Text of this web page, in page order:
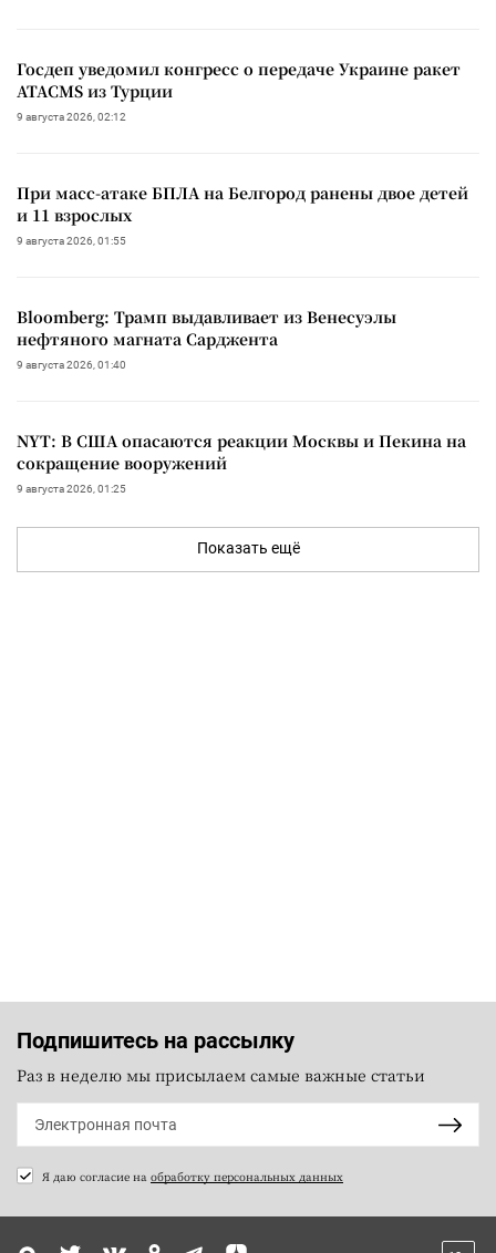
Госдеп уведомил конгресс о передаче Украине ракет
ATACMS из Турции
9 августа 2026, 02:12
При масс-атаке БПЛА на Белгород ранены двое детей
и 11 взрослых
9 августа 2026, 01:55
Bloomberg: Трамп выдавливает из Венесуэлы
нефтяного магната Сарджента
9 августа 2026, 01:40
NYT: В США опасаются реакции Москвы и Пекина на
сокращение вооружений
9 августа 2026, 01:25
Показать ещё
Подпишитесь на рассылку
Раз в неделю мы присылаем самые важные статьи
Я даю согласие на обработку персональных данных